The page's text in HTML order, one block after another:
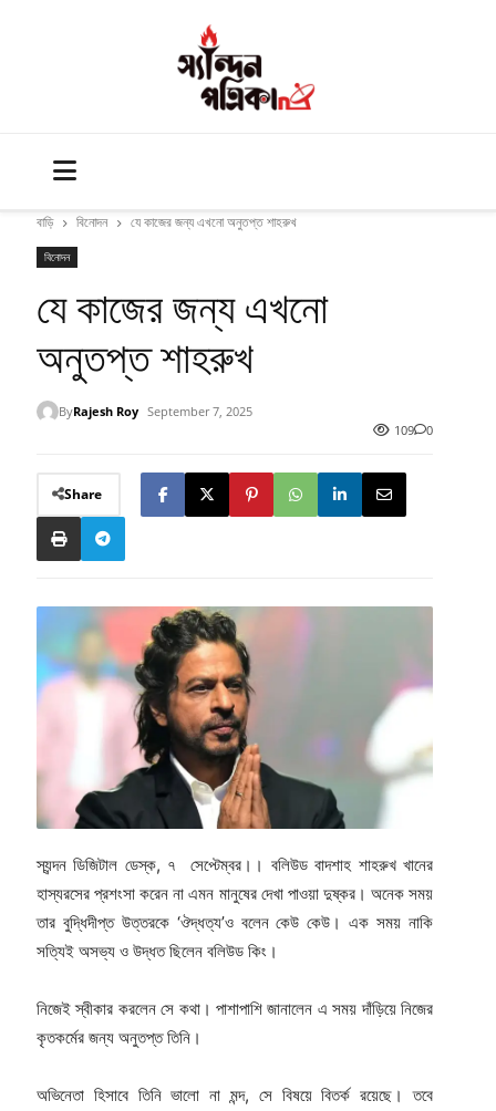
বাড়ি বিনোদন যে কাজের জন্য এখনো অনুতপ্ত শাহরুখ
বিনোদন
যে কাজের জন্য এখনো
অনুতপ্ত শাহরুখ
ByRajesh Roy September 7, 2025
109
0
Share
স্যন্দন ডিজিটাল ডেস্ক, ৭ সেপ্টেম্বর।। বলিউড বাদশাহ শাহরুখ খানের
হাস্যরসের প্রশংসা করেন না এমন মানুষের দেখা পাওয়া দুষ্কর। অনেক সময়
তার বুদ্ধিদীপ্ত উত্তরকে ‘ঔদ্ধত্য’ও বলেন কেউ কেউ। এক সময় নাকি
সত্যিই অসভ্য ও উদ্ধত ছিলেন বলিউড কিং।
নিজেই স্বীকার করলেন সে কথা। পাশাপাশি জানালেন এ সময় দাঁড়িয়ে নিজের
কৃতকর্মের জন্য অনুতপ্ত তিনি।
অভিনেতা হিসাবে তিনি ভালো না মন্দ, সে বিষয়ে বিতর্ক রয়েছে। তবে